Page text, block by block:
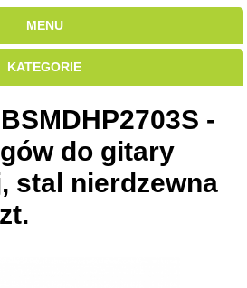
MENU
KATEGORIE
-
do gitary
stal nierdzewna